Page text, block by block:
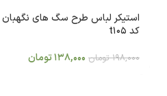
استیکر لباس طرح سگ های نگهبان
کد t105
198,000 تومان 138,000تومان